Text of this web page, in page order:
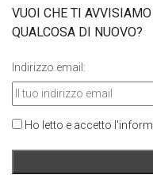
VUOI CHE TI
QUALCOSA DI NUOVO?
Indirizzo email:
Ho letto e accetto